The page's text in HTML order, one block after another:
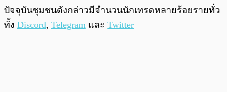
ปัจจุบันชุมชนดังกล่าวมีจำนวนนักเทรดหลายร้อยรายทั่ว
ทั้ง Discord, Telegram และ Twitter